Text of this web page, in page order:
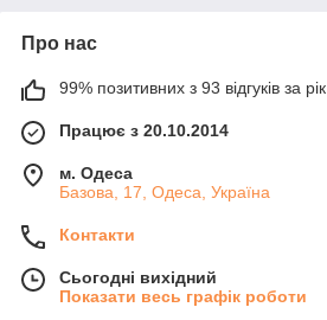
Про нас
99% позитивних з 93 відгуків за рік
Працює з 20.10.2014
м. Одеса
Базова, 17, Одеса, Україна
Контакти
Сьогодні вихідний
Показати весь графік роботи